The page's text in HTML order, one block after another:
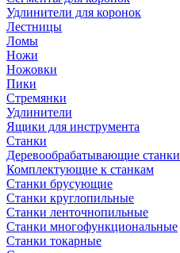
Удлинители для коронок
Лестницы
Ломы
Ножи
Ножовки
Пики
Стремянки
Удлинители
Ящики для инструмента
Станки
Деревообрабатывающие станки
Комплектующие к станкам
Станки брусующие
Станки круглопильные
Станки ленточнопильные
Станки многофункциональные
Станки токарные